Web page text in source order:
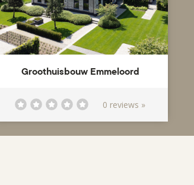
Groothuisbouw Emmeloord
0 reviews »